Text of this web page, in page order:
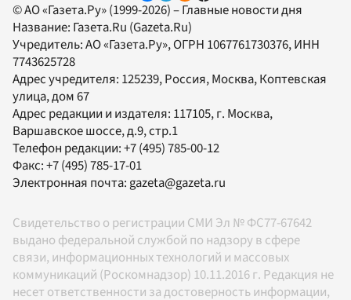
© АО «Газета.Ру» (1999-2026) – Главные новости дня
Название: Газета.Ru (Gazeta.Ru)
Учредитель:АО «Газета.Ру», ОГРН 1067761730376, ИНН
7743625728
Адрес учредителя: 125239, Россия, Москва, Коптевская
улица, дом 67
Адрес редакции и издателя: 117105, г. Москва,
Варшавское шоссе, д.9, стр.1
Телефон редакции:+7 (495) 785-00-12
Факс:+7 (495) 785-17-01
Электронная почта:gazeta@gazeta.ru
Свидетельство о регистрации СМИ Эл № ФС77-67642
выдано федеральной службой по надзору в сфере
связи, информационных технологий и массовых
коммуникаций (Роскомнадзор) 10.11.2016 г. Редакция не
несет ответственности за достоверность информации,